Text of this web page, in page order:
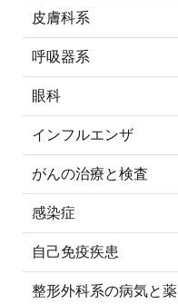
皮膚科系
呼吸器系
眼科
インフルエンザ
がんの治療と検査
感染症
自己免疫疾患
整形外科系の病気と薬